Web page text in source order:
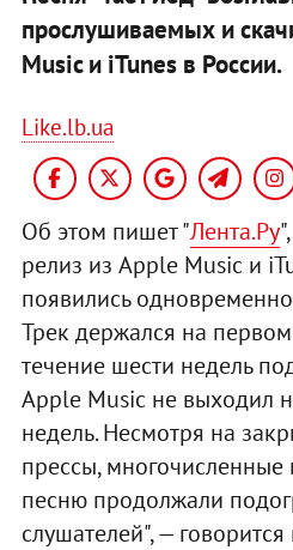
прослушиваемых и
Music и iTunes в России.
Like.lb.ua
Об этом пишет "Лента.Ру
релиз из Apple Music и
появились
Трек держался на
течение шести недель
Apple Music не выходил
недель. Несмотря на
прессы,
песню продолжали
слушателей", —